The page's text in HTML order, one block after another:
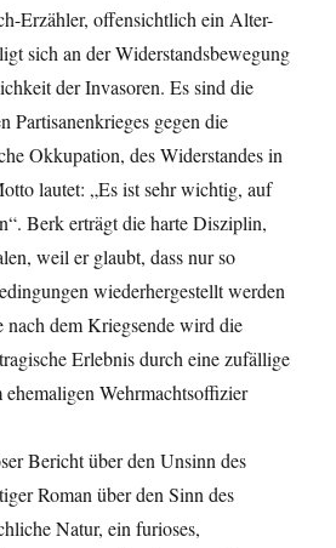
Erzähler, offensichtlich ein Alter-
sich an der Widerstandsbewegung
der Invasoren. Es sind die
Partisanenkrieges gegen die
Okkupation, des Widerstandes in
lautet: „Es ist sehr wichtig, auf
Berk erträgt die harte Disziplin,
weil er glaubt, dass nur so
wiederhergestellt werden
nach dem Kriegsende wird die
Erlebnis durch eine zufällige
Wehrmachtsoffizier
Bericht über den Unsinn des
Roman über den Sinn des
Natur, ein furioses,